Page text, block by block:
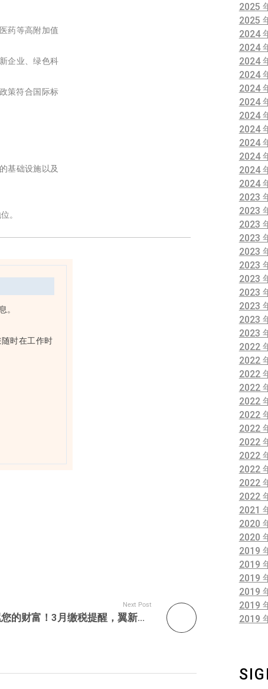
药等高附加值
企业、绿色科
策符合国际标
基础设施以及
。
。
时在工作时
Next Post
别让税务拖累您的财富！3月缴税提醒，翼新助您高效申报
2025
2025
2024
2024
2024
2024
2024
2024
2024
2024
2024
2024
2024
2024
2023
2023
2023
2023
2023
2023
2023
2023
2023
2023
2023
2022
2022
2022
2022
2022
2022
2022
2022
2022
2022
2022
2022
2021
2020
2020
2019
2019
2019
2019
2019
2019